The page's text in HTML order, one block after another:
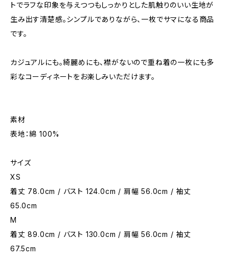
トでラフな印象を与えつつもしっかりとした肌触りのいい生地が
生み出す清楚感。シンプルでありながら、一枚でサマになる商品
です。
カジュアルにも。綺麗めにも、襟がないので重ね着の一枚にも多
彩なコーディネートをお楽しみいただけます。
素材
表地：綿 100%
サイズ
XS
着丈 78.0cm / バスト 124.0cm / 肩幅 56.0cm / 袖丈
65.0cm
M
着丈 89.0cm / バスト 130.0cm / 肩幅 56.0cm / 袖丈
67.5cm